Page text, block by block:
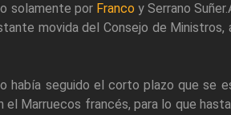
solamente por Franco y Serrano
movida del Consejo de Ministros,
había seguido el corto plazo que se
Marruecos francés, para lo que